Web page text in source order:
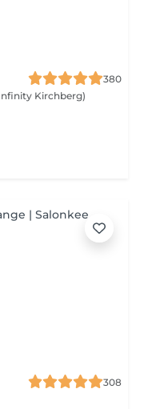
380
Kirchberg)
308